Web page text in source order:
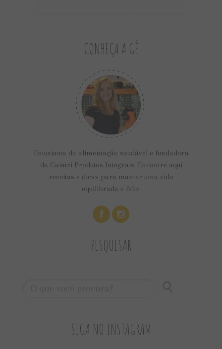
CONHEÇA A GÊ
Entusiasta da alimentação saudável e fundadora
da Gaiatri Produtos Integrais. Encontre aqui
receitas e dicas para manter uma vida
equilibrada e feliz.
PESQUISAR
SIGA NO INSTAGRAM